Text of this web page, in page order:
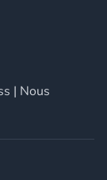
| Nous